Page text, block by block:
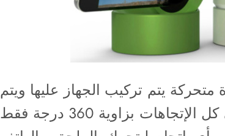
يتم تركيب الجهاز عليها ويتم
التحكم بواسطة أي جهاز iOS آخر وتحريكه في كل الإتجاهات بزاوية 360 درجة فقط